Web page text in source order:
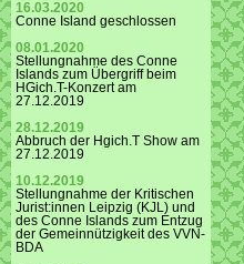
16.03.2020
Conne Island geschlossen
08.01.2020
Stellungnahme des Conne
Islands zum Übergriff beim
HGich.T-Konzert am
27.12.2019
28.12.2019
Abbruch der Hgich.T Show am
27.12.2019
10.12.2019
Stellungnahme der Kritischen
Jurist:innen Leipzig (KJL) und
des Conne Islands zum Entzug
der Gemeinnützigkeit des VVN-
BDA